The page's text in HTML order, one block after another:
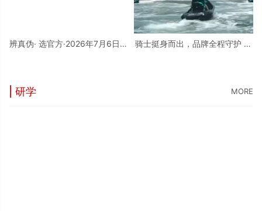
辨真伪· 选官方·2026年7月6日最
骑士挺身而出，品牌全程守护 庞
| 研学 MORE